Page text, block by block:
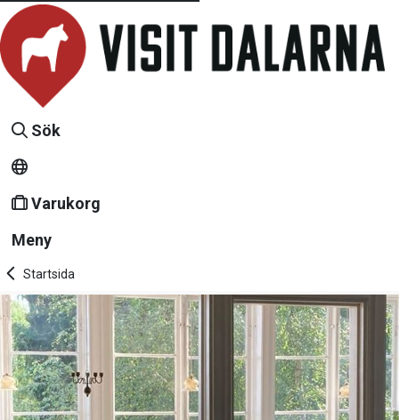
Sök
Varukorg
Meny
Startsida